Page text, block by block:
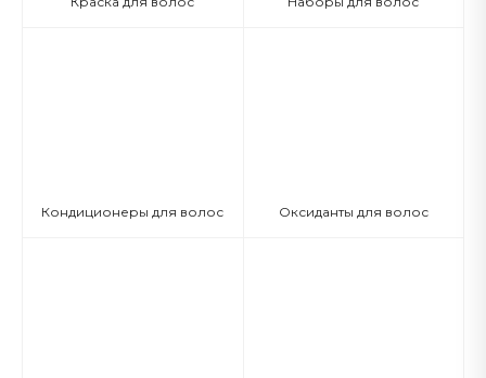
Кондиционеры для волос Оксиданты для волос